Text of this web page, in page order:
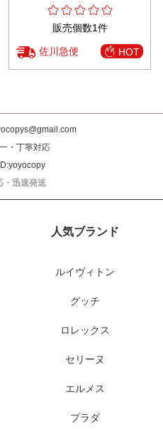
販売個数1件
佐川急便 HOT
・丁寧対応
・迅速発送
人気ブランド
ルイヴィトン
グッチ
ロレックス
セリーヌ
エルメス
プラダ